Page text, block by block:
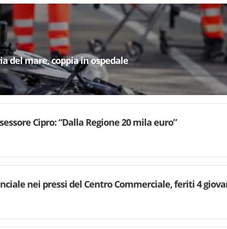
del mare, coppia in ospedale
Cipro: “Dalla Regione 20 mila euro”
nei pressi del Centro Commerciale, feriti 4